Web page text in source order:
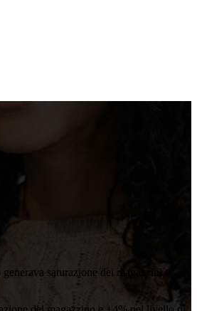
saturazione dei magazzini —